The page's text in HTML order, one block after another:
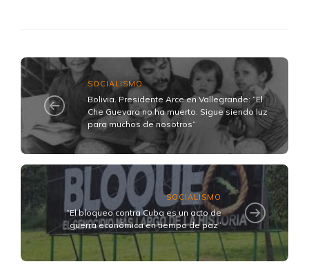
SOCIALISMO
Bolivia. Presidente Arce en Vallegrande: “El
Che Guevara no ha muerto. Sigue siendo luz
para muchos de nosotros”
SOCIALISMO
“El bloqueo contra Cuba es un acto de
guerra económica en tiempo de paz”